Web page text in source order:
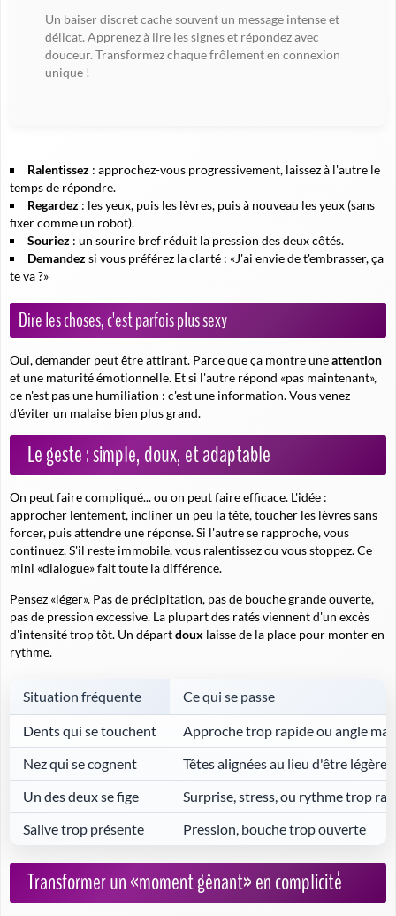
Un baiser discret cache souvent un message intense et
délicat. Apprenez à lire les signes et répondez avec
douceur. Transformez chaque frôlement en connexion
unique !
Ralentissez : approchez-vous progressivement, laissez à l'autre le
temps de répondre.
Regardez : les yeux, puis les lèvres, puis à nouveau les yeux (sans
fixer comme un robot).
Souriez : un sourire bref réduit la pression des deux côtés.
Demandezsi vous préférez la clarté : «J'ai envie de t'embrasser, ça
te va ?»
Dire les choses, c'est parfois plus sexy
Oui, demander peut être attirant. Parce que ça montre uneattention
et une maturité émotionnelle. Et si l'autre répond «pas maintenant»,
ce n'est pas une humiliation : c'est une information. Vous venez
d'éviter un malaise bien plus grand.
Le geste : simple, doux, et adaptable
On peut faire compliqué... ou on peut faire efficace. L'idée :
approcher lentement, incliner un peu la tête, toucher les lèvres sans
forcer, puis attendre une réponse. Si l'autre se rapproche, vous
continuez. S'il reste immobile, vous ralentissez ou vous stoppez. Ce
mini «dialogue» fait toute la différence.
Pensez «léger». Pas de précipitation, pas de bouche grande ouverte,
pas de pression excessive. La plupart des ratés viennent d'un excès
d'intensité trop tôt. Un départdoux laisse de la place pour monter en
rythme.
Situation fréquente Ce qui se passe
Dents qui se touchent
Approche trop rapide ou angle
Nez qui se cognent
Têtes alignées au lieu d'être
Un des deux se fige
Surprise, stress, ou rythme trop
Salive trop présente
Pression, bouche trop ouverte
Transformer un «moment gênant» en complicité